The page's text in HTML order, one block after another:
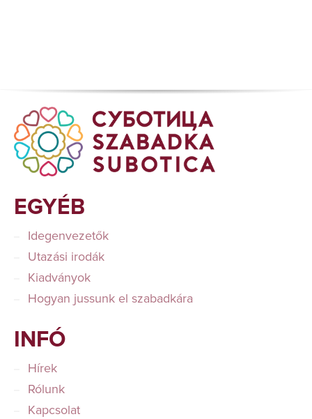
EGYÉB
Idegenvezetők
Utazási irodák
Kiadványok
Hogyan jussunk el szabadkára
INFÓ
Hírek
Rólunk
Kapcsolat